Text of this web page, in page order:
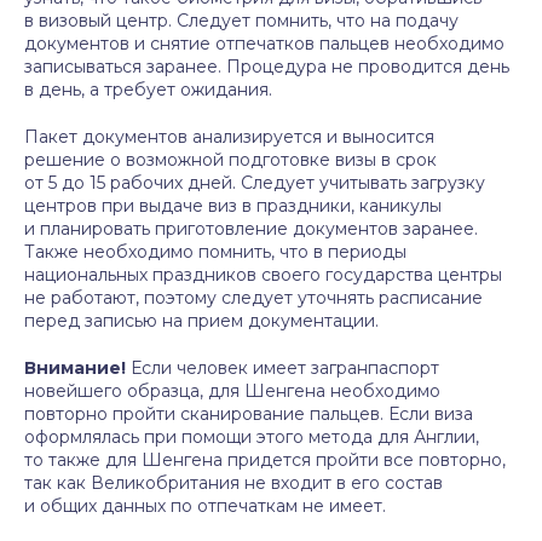
в визовый центр. Следует помнить, что на подачу
документов и снятие отпечатков пальцев необходимо
записываться заранее. Процедура не проводится день
в день, а требует ожидания.
Пакет документов анализируется и выносится
решение о возможной подготовке визы в срок
от 5 до 15 рабочих дней. Следует учитывать загрузку
центров при выдаче виз в праздники, каникулы
и планировать приготовление документов заранее.
Также необходимо помнить, что в периоды
национальных праздников своего государства центры
не работают, поэтому следует уточнять расписание
перед записью на прием документации.
Внимание! Если человек имеет загранпаспорт
новейшего образца, для Шенгена необходимо
повторно пройти сканирование пальцев. Если виза
оформлялась при помощи этого метода для Англии,
то также для Шенгена придется пройти все повторно,
так как Великобритания не входит в его состав
и общих данных по отпечаткам не имеет.